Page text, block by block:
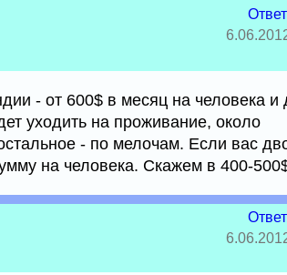
- от 600$ в месяц на человека и
уходить на проживание, около
- по мелочам. Если вас
на человека. Скажем в 400-